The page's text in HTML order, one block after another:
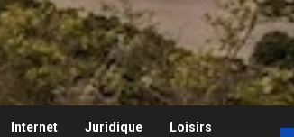
Internet Juridique Loisirs